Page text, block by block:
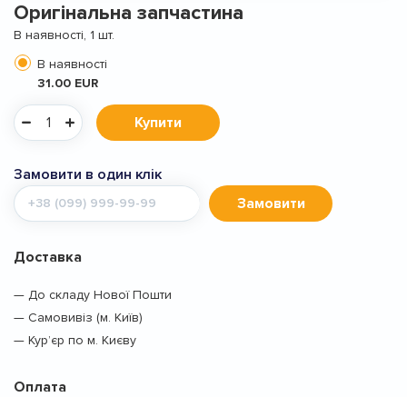
Оригінальна запчастина
В наявності, 1 шт.
В наявності
31.00 EUR
Купити
Замовити в один клік
Мобільний
телефон
Замовити
Доставка
— До складу Нової Пошти
— Самовивіз (м. Київ)
— Кур’єр по м. Києву
Оплата